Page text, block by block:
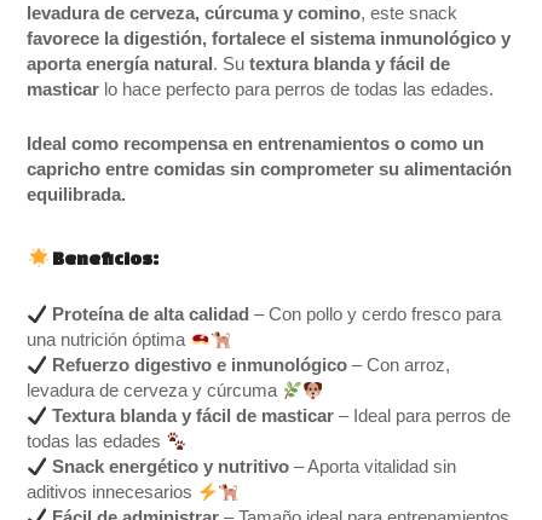
levadura de cerveza, cúrcuma y comino, este snack
favorece la digestión, fortalece el sistema inmunológico y
aporta energía natural . Sutextura blanda y fácil de
masticar lo hace perfecto para perros de todas las edades.
Ideal como recompensa en entrenamientos o como un
capricho entre comidas sin comprometer su alimentación
equilibrada.
Beneficios:
Proteína de alta calidad – Con pollo y cerdo fresco para
una nutrición óptima
Refuerzo digestivo e inmunológico – Con arroz,
levadura de cerveza y cúrcuma
Textura blanda y fácil de masticar – Ideal para perros de
todas las edades
Snack energético y nutritivo – Aporta vitalidad sin
aditivos innecesarios